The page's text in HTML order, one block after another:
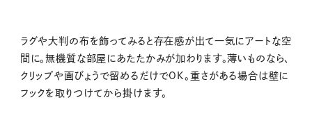
ラグや大判の布を飾ってみると存在感が出て一気にアートな空
間に。無機質な部屋にあたたかみが加わります。薄いものなら、
クリップや画びょうで留めるだけでOK。重さがある場合は壁に
フックを取りつけてから掛けます。